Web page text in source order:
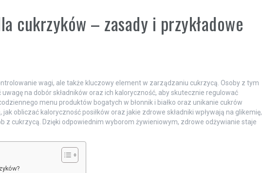
cukrzyków – zasady i przykładowe
wagi, ale także kluczowy element w zarządzaniu cukrzycą. Osoby z tym
na dobór składników oraz ich kaloryczność, aby skutecznie regulować
menu produktów bogatych w błonnik i białko oraz unikanie cukrów
obliczać kaloryczność posiłków oraz jakie zdrowe składniki wpływają na glikemię,
z cukrzycą. Dzięki odpowiednim wyborom żywieniowym, zdrowe odżywianie staje